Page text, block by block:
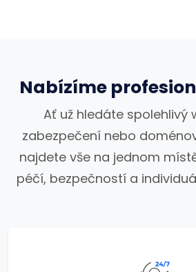
Nabízíme
Ať už hledáte spolehlivý
zabezpečení nebo
najdete vše na jednom
péčí, bezpečností a